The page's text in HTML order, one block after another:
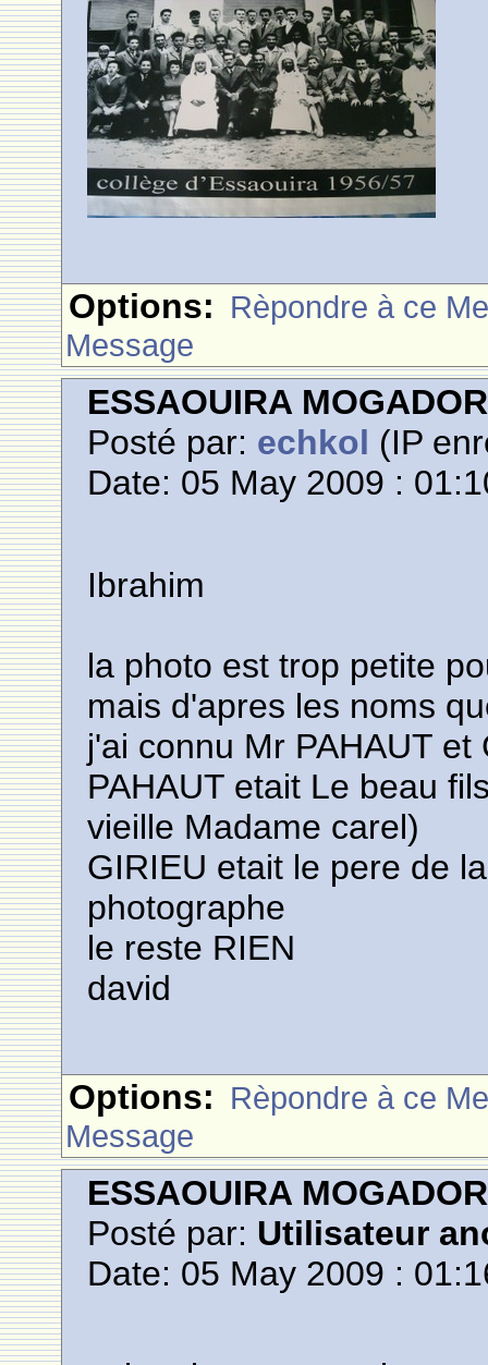
Options: Rèpondre à ce
Message
ESSAOUIRA MOGADOR
Posté par: echkol (IP
Date: 05 May 2009 :
Ibrahim
la photo est trop petite
mais d'apres les noms
j'ai connu Mr PAHAUT et
PAHAUT etait Le beau
vieille Madame carel)
GIRIEU etait le pere de
photographe
le reste RIEN
david
Options: Rèpondre à ce
Message
ESSAOUIRA MOGADOR
Posté par: Utilisateur
Date: 05 May 2009 :